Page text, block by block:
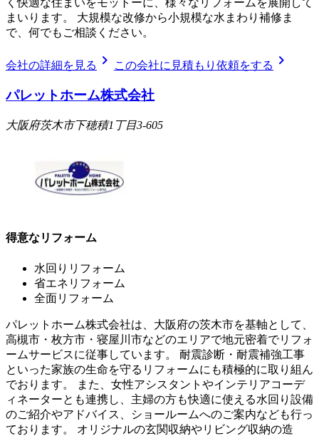
まいります。 大規模な改修から小規模な水まわり補修ま
で、何でもご相談ください。
会社の詳細を見る chevron_right この会社に見積もり依頼をする chevron_right
パレットホーム株式会社
大阪府茨木市下穂積1丁目3-605
得意なリフォーム
水回りリフォーム
省エネリフォーム
全面リフォーム
パレットホーム株式会社は、大阪府の茨木市を基軸として、
高槻市・枚方市・寝屋川市などのエリアで地元密着でリフォ
ームサービスに従事しています。 耐震診断・耐震補強工事
といった家族の生命を守るリフォームにも積極的に取り組ん
でおります。 また、女性アシスタントやインテリアコーデ
ィネーターとも連携し、主婦の方も快適に使える水回り設備
のご紹介やアドバイス、ショールームへのご案内なども行っ
ております。 オリジナルの玄関収納やリビング収納の造